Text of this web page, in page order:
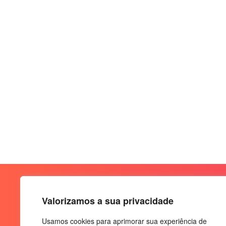
Valorizamos a sua privacidade
Usamos cookies para aprimorar sua experiência de